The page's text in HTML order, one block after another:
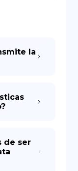
la
de ser